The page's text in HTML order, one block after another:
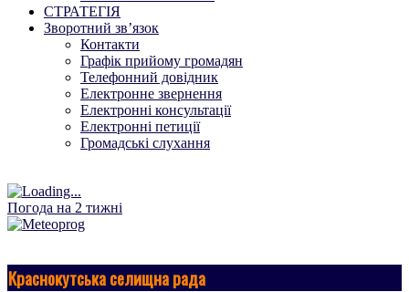
СТРАТЕГІЯ
Зворотний зв’язок
Контакти
Графік прийому громадян
Телефонний довідник
Електронне звернення
Електронні консультації
Електронні петиції
Громадські слухання
Погода на 2 тижні
Краснокутська селищна рада